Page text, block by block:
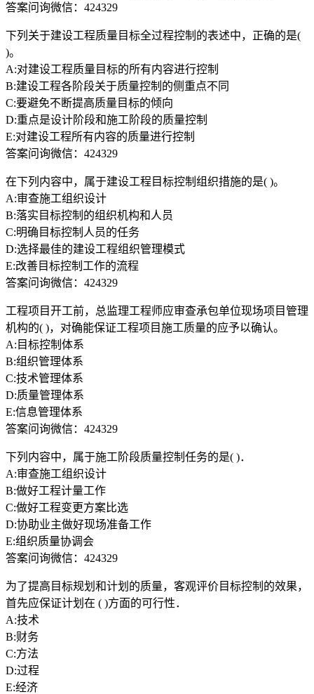
答案问询微信：424329
下列关于建设工程质量目标全过程控制的表述中，正确的是(
)。
A:对建设工程质量目标的所有内容进行控制
B:建设工程各阶段关于质量控制的侧重点不同
C:要避免不断提高质量目标的倾向
D:重点是设计阶段和施工阶段的质量控制
E:对建设工程所有内容的质量进行控制
答案问询微信：424329
在下列内容中，属于建设工程目标控制组织措施的是( )。
A:审查施工组织设计
B:落实目标控制的组织机构和人员
C:明确目标控制人员的任务
D:选择最佳的建设工程组织管理模式
E:改善目标控制工作的流程
答案问询微信：424329
工程项目开工前，总监理工程师应审查承包单位现场项目管理
机构的( )，对确能保证工程项目施工质量的应予以确认。
A:目标控制体系
B:组织管理体系
C:技术管理体系
D:质量管理体系
E:信息管理体系
答案问询微信：424329
下列内容中，属于施工阶段质量控制任务的是( )．
A:审查施工组织设计
B:做好工程计量工作
C:做好工程变更方案比选
D:协助业主做好现场准备工作
E:组织质量协调会
答案问询微信：424329
为了提高目标规划和计划的质量，客观评价目标控制的效果，
首先应保证计划在 ( )方面的可行性．
A:技术
B:财务
C:方法
D:过程
E:经济